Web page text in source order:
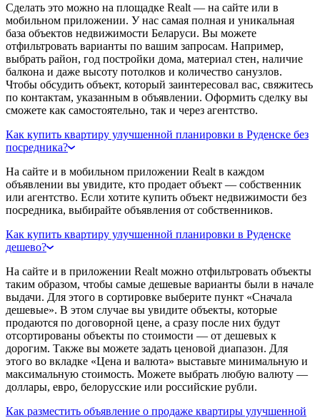
Сделать это можно на площадке Realt — на сайте или в
мобильном приложении. У нас самая полная и уникальная
база объектов недвижимости Беларуси. Вы можете
отфильтровать варианты по вашим запросам. Например,
выбрать район, год постройки дома, материал стен, наличие
балкона и даже высоту потолков и количество санузлов.
Чтобы обсудить объект, который заинтересовал вас, свяжитесь
по контактам, указанным в объявлении. Оформить сделку вы
сможете как самостоятельно, так и через агентство.
Как купить квартиру улучшенной планировки в Руденске без
посредника?
На сайте и в мобильном приложении Realt в каждом
объявлении вы увидите, кто продает объект — собственник
или агентство. Если хотите купить объект недвижимости без
посредника, выбирайте объявления от собственников.
Как купить квартиру улучшенной планировки в Руденске
дешево?
На сайте и в приложении Realt можно отфильтровать объекты
таким образом, чтобы самые дешевые варианты были в начале
выдачи. Для этого в сортировке выберите пункт «Сначала
дешевые». В этом случае вы увидите объекты, которые
продаются по договорной цене, а сразу после них будут
отсортированы объекты по стоимости — от дешевых к
дорогим. Также вы можете задать ценовой диапазон. Для
этого во вкладке «Цена и валюта» выставьте минимальную и
максимальную стоимость. Можете выбрать любую валюту —
доллары, евро, белорусские или российские рубли.
Как разместить объявление о продаже квартиры улучшенной